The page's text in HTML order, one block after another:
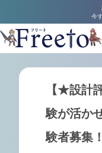
今
【★設計
験が活か
験者募集